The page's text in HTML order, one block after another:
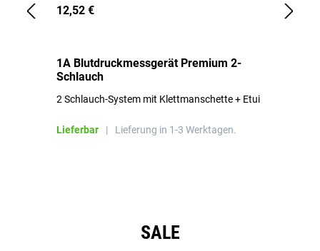
12,52 €
1A Blutdruckmessgerät Premium 2-
Schlauch
2 Schlauch-System mit Klettmanschette + Etui
Lieferbar | Lieferung in 1-3 Werktagen.
SALE